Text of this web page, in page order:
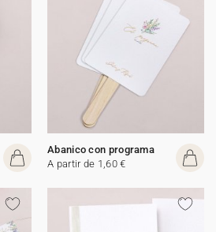
Abanico con programa
A partir de 1,60 €